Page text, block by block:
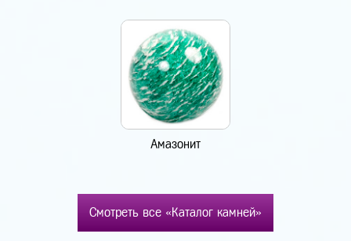
Амазонит
Смотреть все «Каталог камней»